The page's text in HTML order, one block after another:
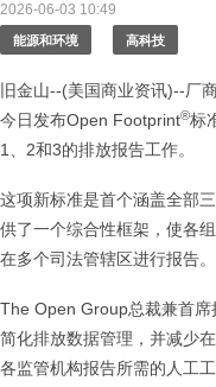
2026-06-03 10:49
能源和环境 高科技
旧金山--(美国商业资讯)--厂
今日发布Open Footprint®标
1、2和3的排放报告工作。
这项新标准是首个涵盖全部
供了一个综合性框架，使各
在多个司法管辖区进行报告。
The Open Group总裁兼首
简化排放数据管理，并减少
各监管机构报告所需的人工